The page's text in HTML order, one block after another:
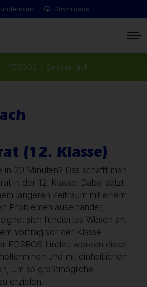
Downloads
sich hier:
FOSBOS Seminarfach
(12. Klasse)
in 20 Minuten? Das schafft man
in der 12. Klasse! Dabei setzt
längeren Zeitraum mit einem
Problemen auseinander,
sich fundiertes Wissen an.
Vortrag vor der Klasse
FOSBOS Lindau werden diese
und mit einheitlichen
um so größtmögliche
erzielen.